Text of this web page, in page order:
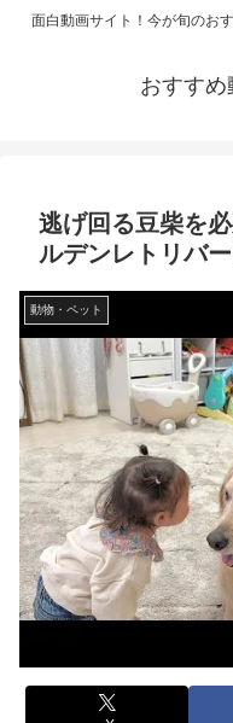
面白動画サイト！今が旬のお
おすすめ
逃げ回る豆柴を
ルデンレトリバ
動物・ペット